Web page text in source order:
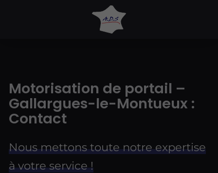
Motorisation de portail –
Gallargues-le-Montueux :
Contact
Nous mettons toute notre expertise
à votre service !